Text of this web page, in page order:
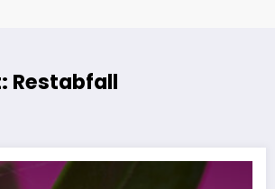
Restabfall